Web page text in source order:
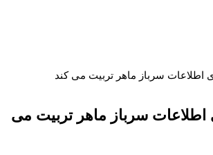
سرباز ماهر تربیت می کند
سرباز ماهر تربیت می